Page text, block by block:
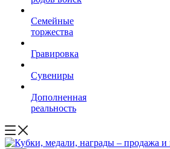
Семейные
торжества
Гравировка
Сувениры
Дополненная
реальность